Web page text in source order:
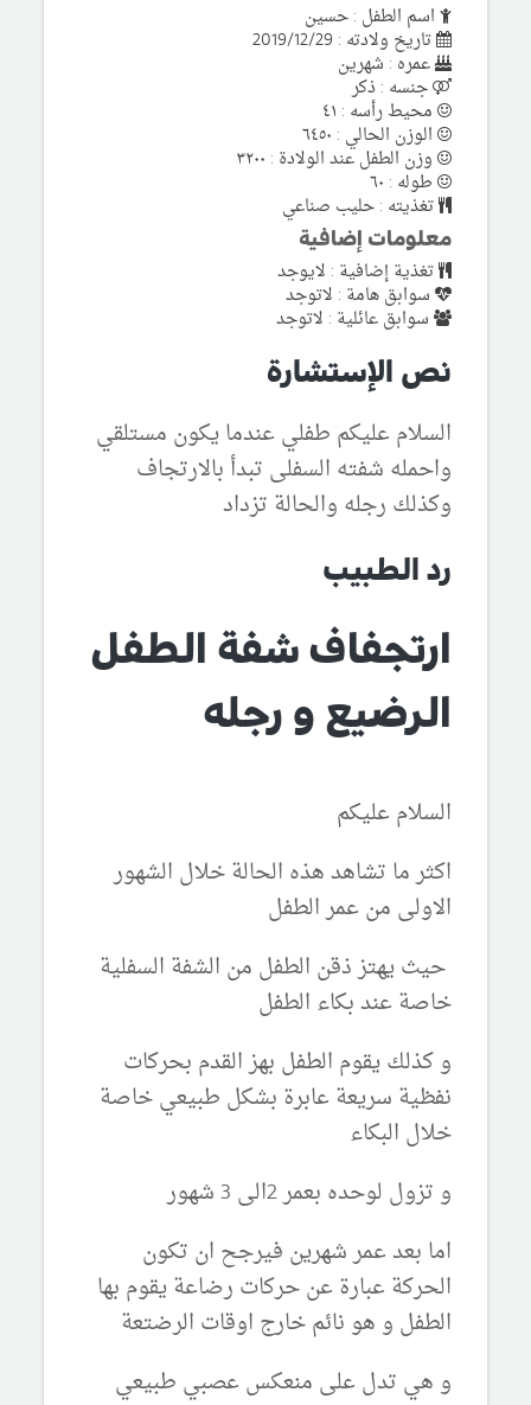
اسم الطفل : حسين
تاريخ ولادته : 2019/12/29
عمره : شهرين
جنسه : ذكر
محيط رأسه : ٤١
الوزن الحالي : ٦٤٥٠
وزن الطفل عند الولادة : ٣٢٠٠
طوله : ٦٠
تغذيته : حليب صناعي
معلومات إضافية
تغذية إضافية : لايوجد
سوابق هامة : لاتوجد
سوابق عائلية : لاتوجد
نص الإستشارة
السلام عليكم طفلي عندما يكون مستلقي
واحمله شفته السفلى تبدأ بالارتجاف
وكذلك رجله والحالة تزداد
رد الطبيب
ارتجفاف شفة الطفل
الرضيع و رجله
السلام عليكم
اكثر ما تشاهد هذه الحالة خلال الشهور
الاولى من عمر الطفل
حيث يهتز ذقن الطفل من الشفة السفلية
خاصة عند بكاء الطفل
و كذلك يقوم الطفل بهز القدم بحركات
نفظية سريعة عابرة بشكل طبيعي خاصة
خلال البكاء
و تزول لوحده بعمر 2الى 3 شهور
اما بعد عمر شهرين فيرجح ان تكون
الحركة عبارة عن حركات رضاعة يقوم بها
الطفل و هو نائم خارج اوقات الرضتعة
و هي تدل على منعكس عصبي طبيعي